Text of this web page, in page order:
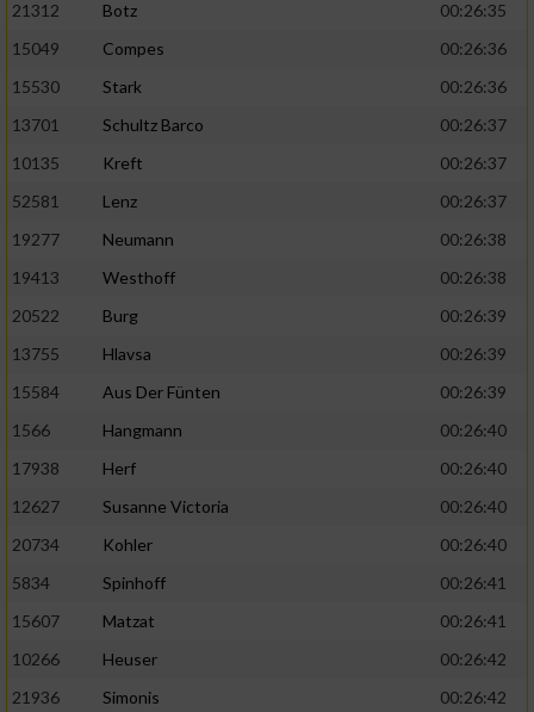
21312 Botz
00:26:35
15049
Compes
00:26:36
15530
Stark
00:26:36
13701
Schultz Barco
00:26:37
10135
Kreft
00:26:37
52581
Lenz
00:26:37
19277
Neumann
00:26:38
19413
Westhoff
00:26:38
20522
Burg
00:26:39
13755
Hlavsa
00:26:39
15584
Aus Der Fünten
00:26:39
1566
Hangmann
00:26:40
17938
Herf
00:26:40
12627
Susanne Victoria
00:26:40
20734
Kohler
00:26:40
5834
Spinhoff
00:26:41
15607
Matzat
00:26:41
10266
Heuser
00:26:42
21936
Simonis
00:26:42